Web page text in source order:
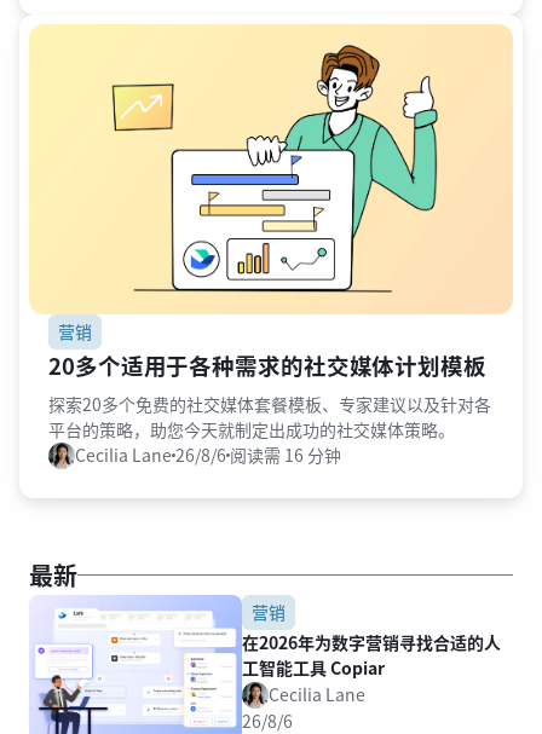
营销
20多个适用于各种需求的社交媒体计划模板
探索20多个免费的社交媒体套餐模板、专家建议以及针对各
平台的策略，助您今天就制定出成功的社交媒体策略。
Cecilia Lane 26/8/6 阅读需 16 分钟
最新
营销
在2026年为数字营销寻找合适的人
工智能工具 Copiar
Cecilia Lane
26/8/6